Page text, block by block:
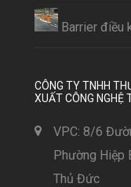
Barrier điều
CÔNG TY TNHH
XUẤT CÔNG NGHỆ
VPC: 8/6
Phường Hiệp
Thủ Đức